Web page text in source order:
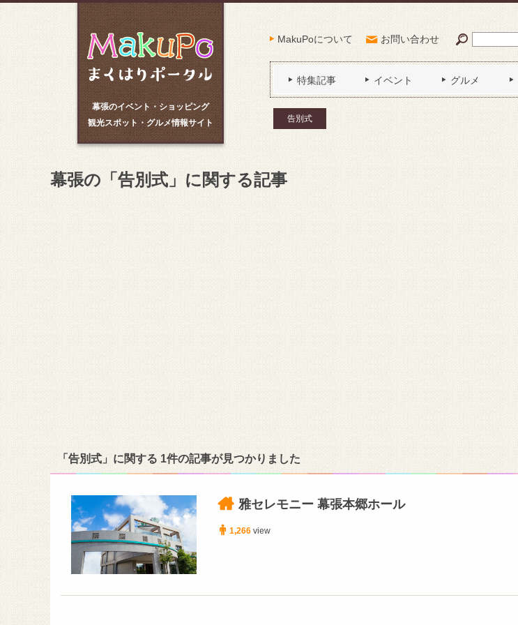
幕張のイベント・ショッピング
観光スポット・グルメ情報サイト
MakuPoについて お問い合わせ
特集記事 イベント グルメ
告別式
幕張の「告別式」に関する記事
「告別式」に関する 1件の記事が見つかりました
雅セレモニー 幕張本郷ホール
1,266 view